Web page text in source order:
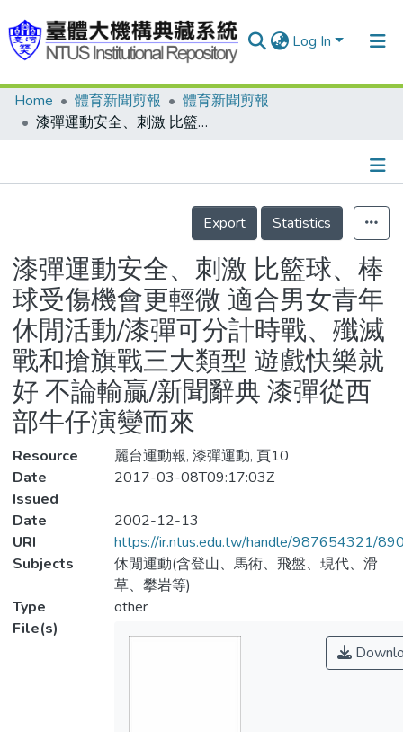
Log In
Communities & Collections
Statistics
Home 體育新聞剪報
體育新聞剪報
漆彈運動安全、刺激 比籃球、棒球受傷機會更輕微 適合男女青年休閒活動/漆彈可分計時戰、殲滅戰和搶旗戰三大類型 遊戲快樂就好 不論輸贏/新聞辭典 漆彈從西部牛仔演變而來
Details
Export
Statistics
漆彈運動安全、刺激 比籃球、棒
球受傷機會更輕微 適合男女青年
休閒活動/漆彈可分計時戰、殲滅
戰和搶旗戰三大類型 遊戲快樂就
好 不論輸贏/新聞辭典 漆彈從西
部牛仔演變而來
Resource
麗台運動報, 漆彈運動, 頁10
Date
Issued
2017-03-08T09:17:03Z
Date
2002-12-13
URI
https://ir.ntus.edu.tw/handle/987654321/
Subjects
休閒運動(含登山、馬術、飛盤、現代、滑
草、攀岩等)
Type
other
File(s)